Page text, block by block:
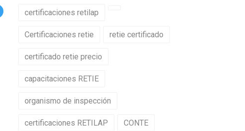
certificaciones retilap
Certificaciones retie retie certificado
certificado retie precio
capacitaciones RETIE
organismo de inspección
certificaciones RETILAP CONTE